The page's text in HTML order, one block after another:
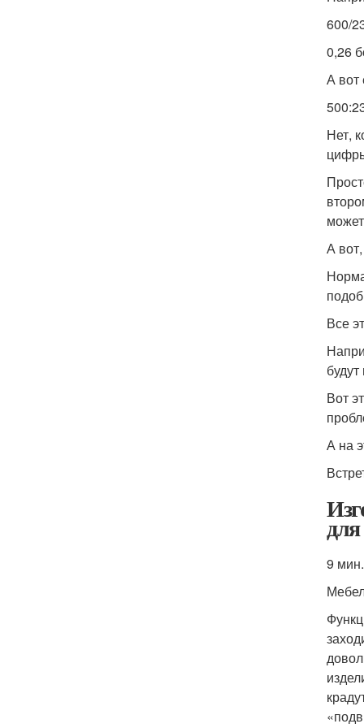
600/
0,26
А вот
Нет,
А
Все
Вот
А на
9 мин.